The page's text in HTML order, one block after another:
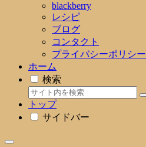
blackberry
レシピ
ブログ
コンタクト
プライバシーポリシー
ホーム
検索
トップ
サイドバー